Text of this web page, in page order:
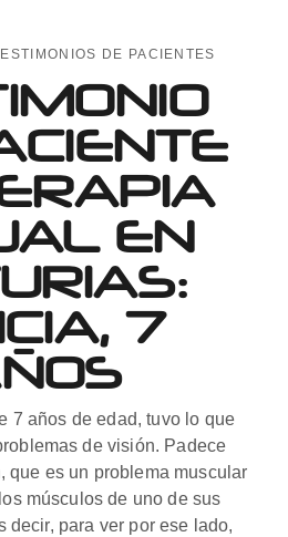
DE PACIENTES
EN
7
7 años de edad, tuvo lo que
de visión. Padece
, que es un problema muscular
músculos de uno de sus
decir, para ver por ese lado,